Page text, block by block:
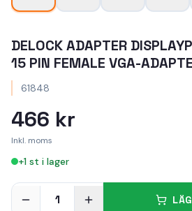
DELOCK ADAPTER
15 PIN FEMALE VGA-
61848
466 kr
Inkl. moms
+1 st i lager
1